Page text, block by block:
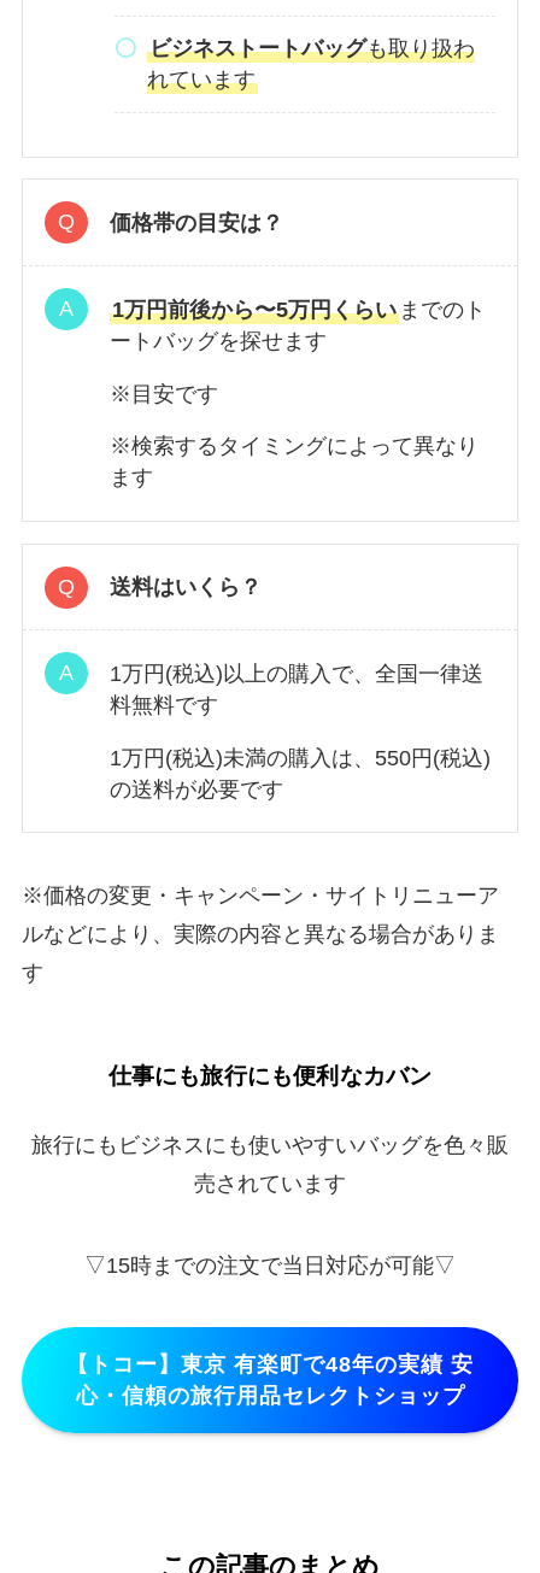
ビジネストートバッグも取り扱わ
れています
価格帯の目安は？
1万円前後から〜5万円くらいまでのト
ートバッグを探せます
※目安です
※検索するタイミングによって異なり
ます
送料はいくら？
1万円(税込)以上の購入で、全国一律送
料無料です
1万円(税込)未満の購入は、550円(税込)
の送料が必要です
※価格の変更・キャンペーン・サイトリニューア
ルなどにより、実際の内容と異なる場合がありま
す
仕事にも旅行にも便利なカバン
旅行にもビジネスにも使いやすいバッグを色々販
売されています
▽15時までの注文で当日対応が可能▽
【トコー】東京 有楽町で48年の実績 安
心・信頼の旅行用品セレクトショップ